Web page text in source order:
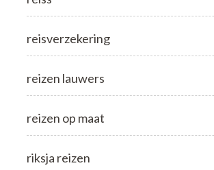
reisverzekering
reizen lauwers
reizen op maat
riksja reizen